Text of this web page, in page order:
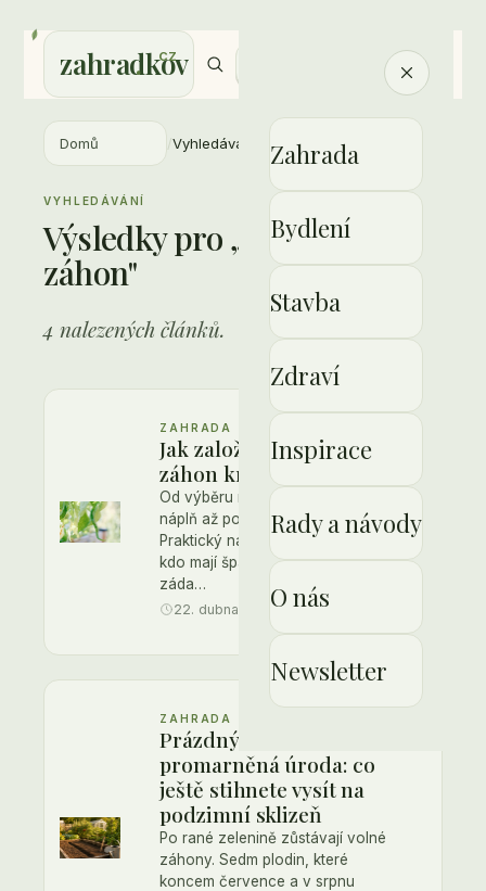
zahradkov
. cz
Zahrada
Bydlení
Stavba
Zdraví
Inspirace
Rady a návody
O nás
Newsletter
Domů /Vyhledávání
VYHLEDÁVÁNÍ
Výsledky pro „vyvýšený
záhon"
4 nalezených článků.
ZAHRADA
Jak založit vyvýšený
záhon krok za krokem
Od výběru místa přes vrstvenou
náplň až po první výsadbu.
Praktický návod pro všechny,
kdo mají špatnou půdu, bolavá
záda…
22. dubna 2026
ZAHRADA
Prázdný záhon je
promarněná úroda: co
ještě stihnete vysít na
podzimní sklizeň
Po rané zelenině zůstávají volné
záhony. Sedm plodin, které
koncem července a v srpnu